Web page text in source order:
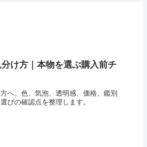
け方｜本物を選ぶ購入前チ
へ。色、気泡、透明感、価格、鑑別
びの確認点を整理します。